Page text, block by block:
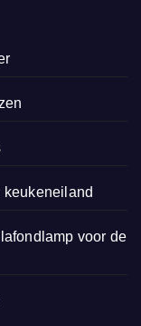
keukeneiland
voor de